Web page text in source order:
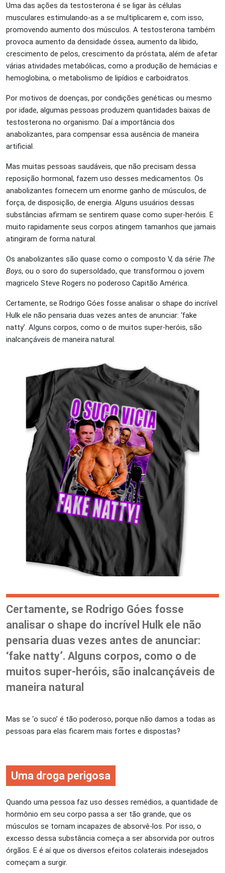
Uma das ações da testosterona é se ligar às células
musculares estimulando-as a se multiplicarem e, com isso,
promovendo aumento dos músculos. A testosterona também
provoca aumento da densidade óssea, aumento da libido,
crescimento de pelos, crescimento da próstata, além de afetar
várias atividades metabólicas, como a produção de hemácias e
hemoglobina, o metabolismo de lipídios e carboidratos.
Por motivos de doenças, por condições genéticas ou mesmo
por idade, algumas pessoas produzem quantidades baixas de
testosterona no organismo. Daí a importância dos
anabolizantes, para compensar essa ausência de maneira
artificial.
Mas muitas pessoas saudáveis, que não precisam dessa
reposição hormonal, fazem uso desses medicamentos. Os
anabolizantes fornecem um enorme ganho de músculos, de
força, de disposição, de energia. Alguns usuários dessas
substâncias afirmam se sentirem quase como super-heróis. E
muito rapidamente seus corpos atingem tamanhos que jamais
atingiram de forma natural.
Os anabolizantes são quase como o composto V, da série The
Boys, ou o soro do supersoldado, que transformou o jovem
magricelo Steve Rogers no poderoso Capitão América.
Certamente, se Rodrigo Góes fosse analisar o shape do incrível
Hulk ele não pensaria duas vezes antes de anunciar: ‘fake
natty’. Alguns corpos, como o de muitos super-heróis, são
inalcançáveis de maneira natural.
Certamente, se Rodrigo Góes fosse
analisar o shape do incrível Hulk ele não
pensaria duas vezes antes de anunciar:
‘fake natty’. Alguns corpos, como o de
muitos super-heróis, são inalcançáveis de
maneira natural
Mas se ‘o suco’ é tão poderoso, porque não damos a todas as
pessoas para elas ficarem mais fortes e dispostas?
Uma droga perigosa
Quando uma pessoa faz uso desses remédios, a quantidade de
hormônio em seu corpo passa a ser tão grande, que os
músculos se tornam incapazes de absorvê-los. Por isso, o
excesso dessa substância começa a ser absorvida por outros
órgãos. E é aí que os diversos efeitos colaterais indesejados
começam a surgir.